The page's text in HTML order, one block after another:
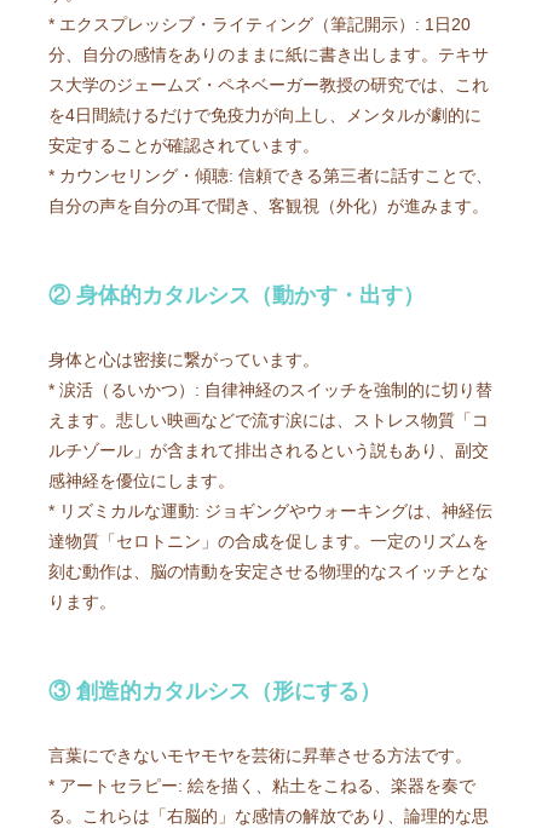
* エクスプレッシブ・ライティング（筆記開示）: 1日20
分、自分の感情をありのままに紙に書き出します。テキサ
ス大学のジェームズ・ペネベーガー教授の研究では、これ
を4日間続けるだけで免疫力が向上し、メンタルが劇的に
安定することが確認されています。
* カウンセリング・傾聴: 信頼できる第三者に話すことで、
自分の声を自分の耳で聞き、客観視（外化）が進みます。
② 身体的カタルシス（動かす・出す）
身体と心は密接に繋がっています。
* 涙活（るいかつ）: 自律神経のスイッチを強制的に切り替
えます。悲しい映画などで流す涙には、ストレス物質「コ
ルチゾール」が含まれて排出されるという説もあり、副交
感神経を優位にします。
* リズミカルな運動: ジョギングやウォーキングは、神経伝
達物質「セロトニン」の合成を促します。一定のリズムを
刻む動作は、脳の情動を安定させる物理的なスイッチとな
ります。
③ 創造的カタルシス（形にする）
言葉にできないモヤモヤを芸術に昇華させる方法です。
* アートセラピー: 絵を描く、粘土をこねる、楽器を奏で
る。これらは「右脳的」な感情の解放であり、論理的な思